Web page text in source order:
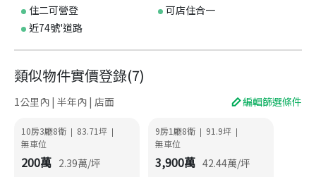
住二可營登
可店住合一
近74號'道路
類似物件實價登錄(7)
1公里內 | 半年內 | 店面 編輯篩選條件
10房3廳8衛 | 83.71坪 |
無車位
200萬 2.39萬/坪
9房1廳8衛 | 91.9坪 |
無車位
3,900萬 42.44萬/坪